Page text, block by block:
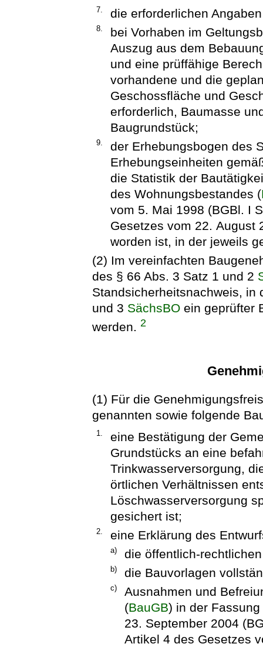
7. die erforderlichen
8.
bei Vorhaben im
Auszug aus dem
und eine prüffähige
vorhandene und die
Geschossfläche und
erforderlich, Baumasse
Baugrundstück;
9.
der Erhebungsbogen des
Erhebungseinheiten
die Statistik der
des Wohnungsbestandes (
vom 5. Mai 1998 (BGBl. I
Gesetzes vom 22. August
worden ist, in der jeweils
(2) Im vereinfachten
des § 66 Abs. 3 Satz 1 und 2
Standsicherheitsnachweis, in
und 3 SächsBO ein geprüfter
werden.2
(1) Für die
genannten sowie folgende
1.
eine Bestätigung der
Grundstücks an eine
Trinkwasserversorgung,
örtlichen Verhältnissen
Löschwasserversorgung
gesichert ist;
2. eine Erklärung des
a) die öffentlich-
b) die Bauvorlagen
c)
Ausnahmen und
(BauGB) in der
23. September 2004
Artikel 4 des Gesetzes